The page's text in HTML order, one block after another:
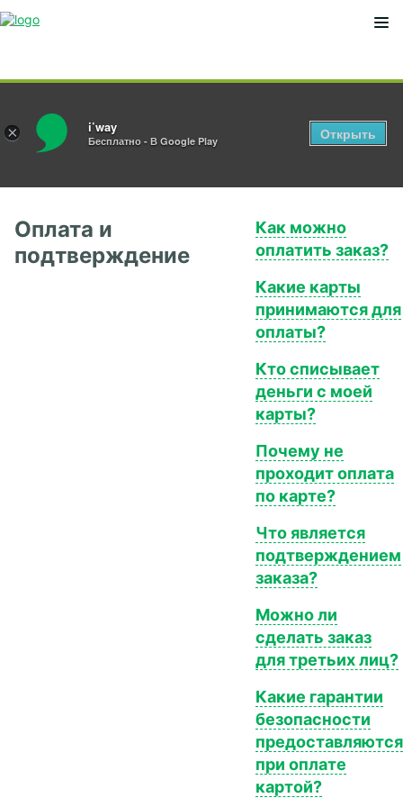
Оплата и
подтверждение
Как можно
оплатить заказ?
Какие карты
принимаются для
оплаты?
Кто списывает
деньги с моей
карты?
Почему не
проходит оплата
по карте?
Что является
подтверждением
заказа?
Можно ли
сделать заказ
для третьих лиц?
Какие гарантии
безопасности
предоставляются
при оплате
картой?
× i’way
Бесплатно - В Google Play Открыть